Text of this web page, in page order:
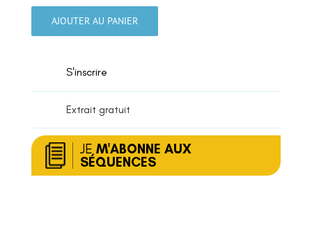
et
AJOUTER AU PANIER
S'inscrire
Extrait gratuit
JE M'ABONNE AUX
SÉQUENCES